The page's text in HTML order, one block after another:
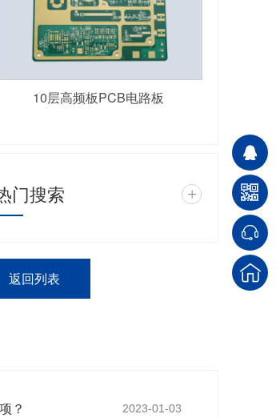
10层高频板PCB电路板
门搜索 +
返回列表
？ 2023-01-03